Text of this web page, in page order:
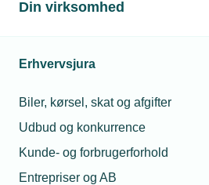
Din virksomhed
Erhvervsjura
Biler, kørsel, skat og afgifter
Udbud og konkurrence
Kunde- og forbrugerforhold
Entrepriser og AB
Politik & analyse